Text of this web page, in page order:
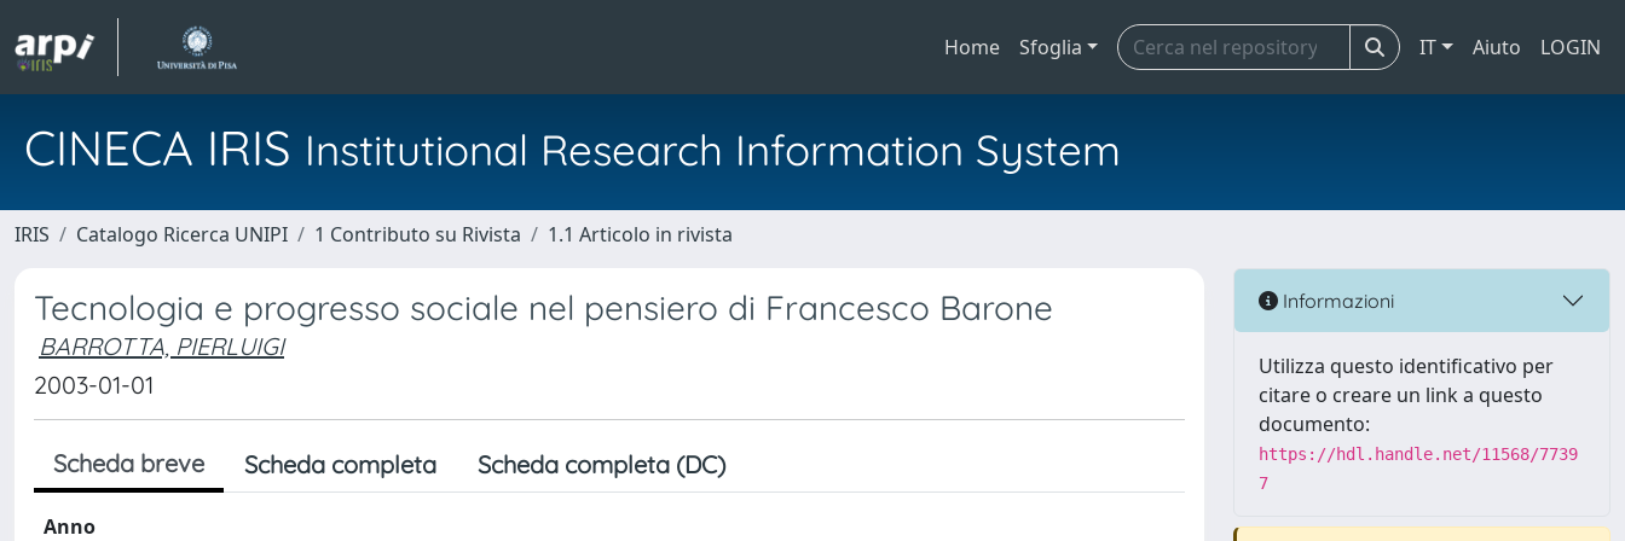
Home Sfoglia IT Aiuto LOGIN
CINECA IRIS Institutional Research Information System
IRIS Catalogo Ricerca UNIPI 1 Contributo su Rivista 1.1 Articolo in rivista
Tecnologia e progresso sociale nel pensiero di Francesco Barone
BARROTTA, PIERLUIGI
2003-01-01
Scheda breve Scheda completa Scheda completa (DC)
Anno
Informazioni
Utilizza questo identificativo per
citare o creare un link a questo
documento:
https://hdl.handle.net/11568/7739
7